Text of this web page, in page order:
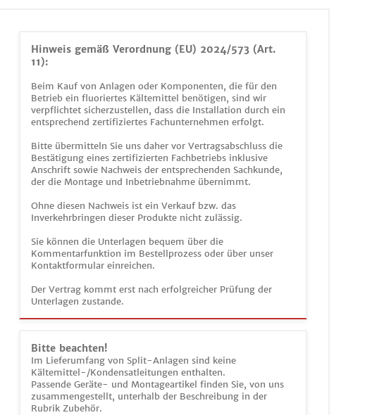
Hinweis gemäß Verordnung (EU) 2024/573 (Art.
11):
Beim Kauf von Anlagen oder Komponenten, die für den
Betrieb ein fluoriertes Kältemittel benötigen, sind wir
verpflichtet sicherzustellen, dass die Installation durch ein
entsprechend zertifiziertes Fachunternehmen erfolgt.
Bitte übermitteln Sie uns daher vor Vertragsabschluss die
Bestätigung eines zertifizierten Fachbetriebs inklusive
Anschrift sowie Nachweis der entsprechenden Sachkunde,
der die Montage und Inbetriebnahme übernimmt.
Ohne diesen Nachweis ist ein Verkauf bzw. das
Inverkehrbringen dieser Produkte nicht zulässig.
Sie können die Unterlagen bequem über die
Kommentarfunktion im Bestellprozess oder über unser
Kontaktformular einreichen.
Der Vertrag kommt erst nach erfolgreicher Prüfung der
Unterlagen zustande.
Bitte beachten!
Im Lieferumfang von Split-Anlagen sind keine
Kältemittel-/Kondensatleitungen enthalten.
Passende Geräte- und Montageartikel finden Sie, von uns
zusammengestellt, unterhalb der Beschreibung in der
Rubrik Zubehör.